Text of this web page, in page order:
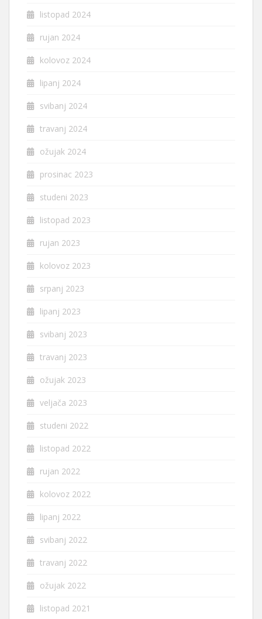
listopad 2024
rujan 2024
kolovoz 2024
lipanj 2024
svibanj 2024
travanj 2024
ožujak 2024
prosinac 2023
studeni 2023
listopad 2023
rujan 2023
kolovoz 2023
srpanj 2023
lipanj 2023
svibanj 2023
travanj 2023
ožujak 2023
veljača 2023
studeni 2022
listopad 2022
rujan 2022
kolovoz 2022
lipanj 2022
svibanj 2022
travanj 2022
ožujak 2022
listopad 2021